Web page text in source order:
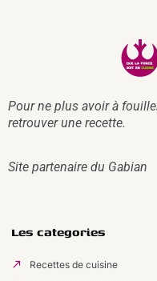
Pour ne plus avoir à
retrouver une recette.
Site partenaire du Gabian
Les categories
Recettes de cuisine